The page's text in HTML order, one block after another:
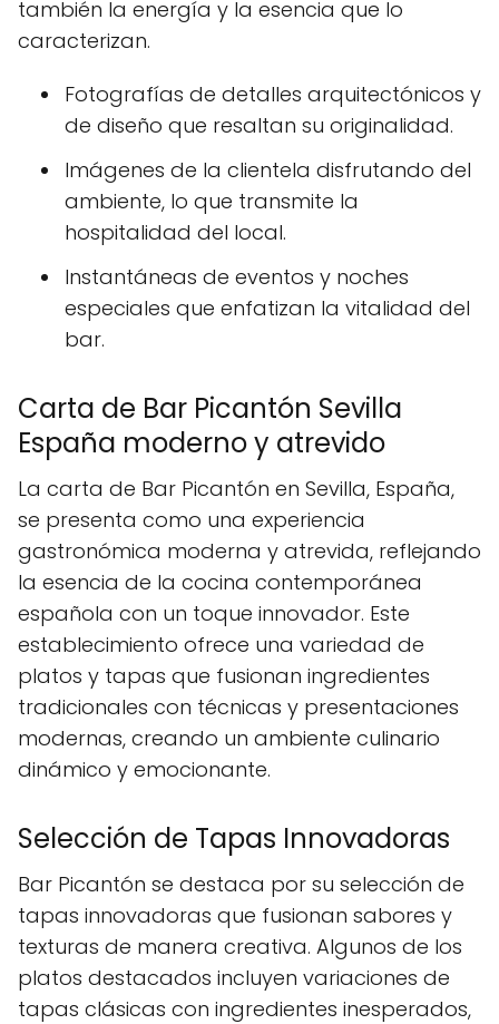
también la energía y la esencia que lo
caracterizan.
Fotografías de detalles arquitectónicos y
de diseño que resaltan su originalidad.
Imágenes de la clientela disfrutando del
ambiente, lo que transmite la
hospitalidad del local.
Instantáneas de eventos y noches
especiales que enfatizan la vitalidad del
bar.
Carta de Bar Picantón Sevilla
España moderno y atrevido
La carta de Bar Picantón en Sevilla, España,
se presenta como una experiencia
gastronómica moderna y atrevida, reflejando
la esencia de la cocina contemporánea
española con un toque innovador. Este
establecimiento ofrece una variedad de
platos y tapas que fusionan ingredientes
tradicionales con técnicas y presentaciones
modernas, creando un ambiente culinario
dinámico y emocionante.
Selección de Tapas Innovadoras
Bar Picantón se destaca por su selección de
tapas innovadoras que fusionan sabores y
texturas de manera creativa. Algunos de los
platos destacados incluyen variaciones de
tapas clásicas con ingredientes inesperados,